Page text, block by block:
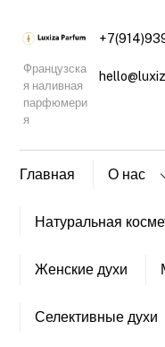
Французска
я наливная
парфюмери
я
Главная О нас
Натуральная
Женские духи
Селективные духи
Ваша корзина